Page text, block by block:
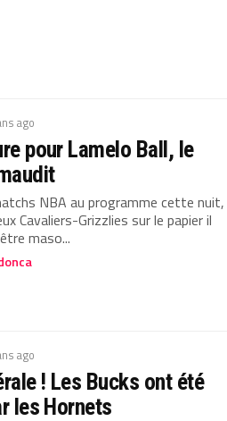
ago
pour Lamelo Ball, le
NBA au programme cette nuit,
Cavaliers-Grizzlies sur le papier il
maso...
ago
! Les Bucks ont été
les Hornets